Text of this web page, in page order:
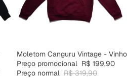
PROMOÇÃO
Moletom Canguru Vintage - Vinho
Preço promocional R$ 199,90
Preço normal R$ 319,90